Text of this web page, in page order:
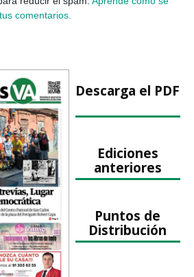
comentarios.
Descarga el PDF
Ediciones
anteriores
Puntos de
Distribución